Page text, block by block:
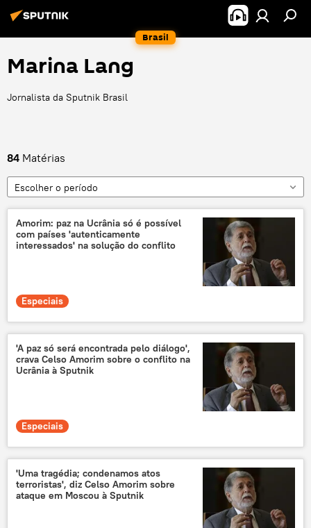
Brasil
Marina Lang
Jornalista da Sputnik Brasil
84 Matérias
Escolher o período
Amorim: paz na Ucrânia só é possível
com países 'autenticamente
interessados' na solução do conflito
Especiais
'A paz só será encontrada pelo diálogo',
crava Celso Amorim sobre o conflito na
Ucrânia à Sputnik
Especiais
'Uma tragédia; condenamos atos
terroristas', diz Celso Amorim sobre
ataque em Moscou à Sputnik